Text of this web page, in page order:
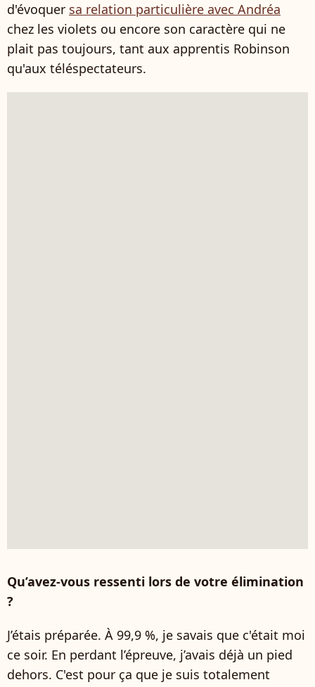
d'évoquer sa relation particulière avec Andréa
chez les violets ou encore son caractère qui ne
plait pas toujours, tant aux apprentis Robinson
qu'aux téléspectateurs.
Qu’avez-vous ressenti lors de votre élimination
?
J’étais préparée. À 99,9 %, je savais que c'était moi
ce soir. En perdant l’épreuve, j’avais déjà un pied
dehors. C'est pour ça que je suis totalement